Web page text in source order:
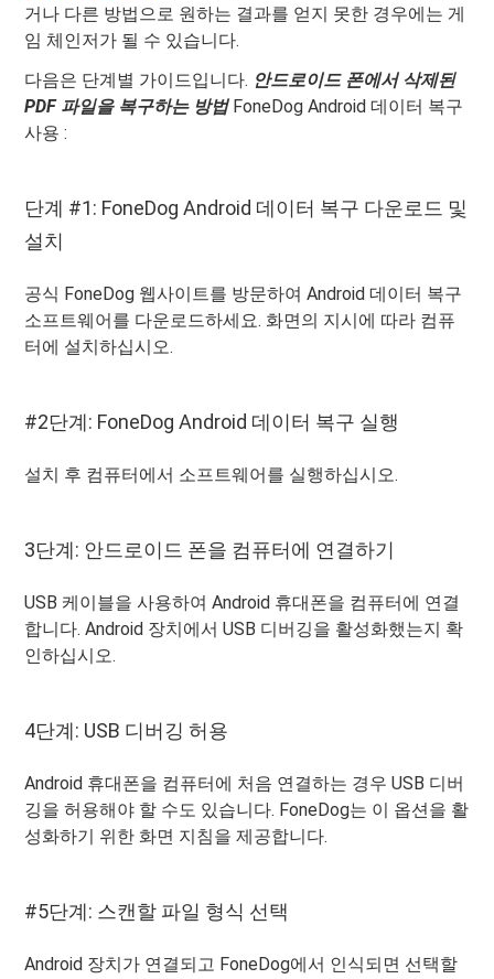
거나 다른 방법으로 원하는 결과를 얻지 못한 경우에는 게
임 체인저가 될 수 있습니다.
다음은 단계별 가이드입니다. 안드로이드 폰에서 삭제된
PDF 파일을 복구하는 방법FoneDog Android 데이터 복구
사용 :
단계 #1: FoneDog Android 데이터 복구 다운로드 및
설치
공식 FoneDog 웹사이트를 방문하여 Android 데이터 복구
소프트웨어를 다운로드하세요. 화면의 지시에 따라 컴퓨
터에 설치하십시오.
#2단계: FoneDog Android 데이터 복구 실행
설치 후 컴퓨터에서 소프트웨어를 실행하십시오.
3단계: 안드로이드 폰을 컴퓨터에 연결하기
USB 케이블을 사용하여 Android 휴대폰을 컴퓨터에 연결
합니다. Android 장치에서 USB 디버깅을 활성화했는지 확
인하십시오.
4단계: USB 디버깅 허용
Android 휴대폰을 컴퓨터에 처음 연결하는 경우 USB 디버
깅을 허용해야 할 수도 있습니다. FoneDog는 이 옵션을 활
성화하기 위한 화면 지침을 제공합니다.
#5단계: 스캔할 파일 형식 선택
Android 장치가 연결되고 FoneDog에서 인식되면 선택할